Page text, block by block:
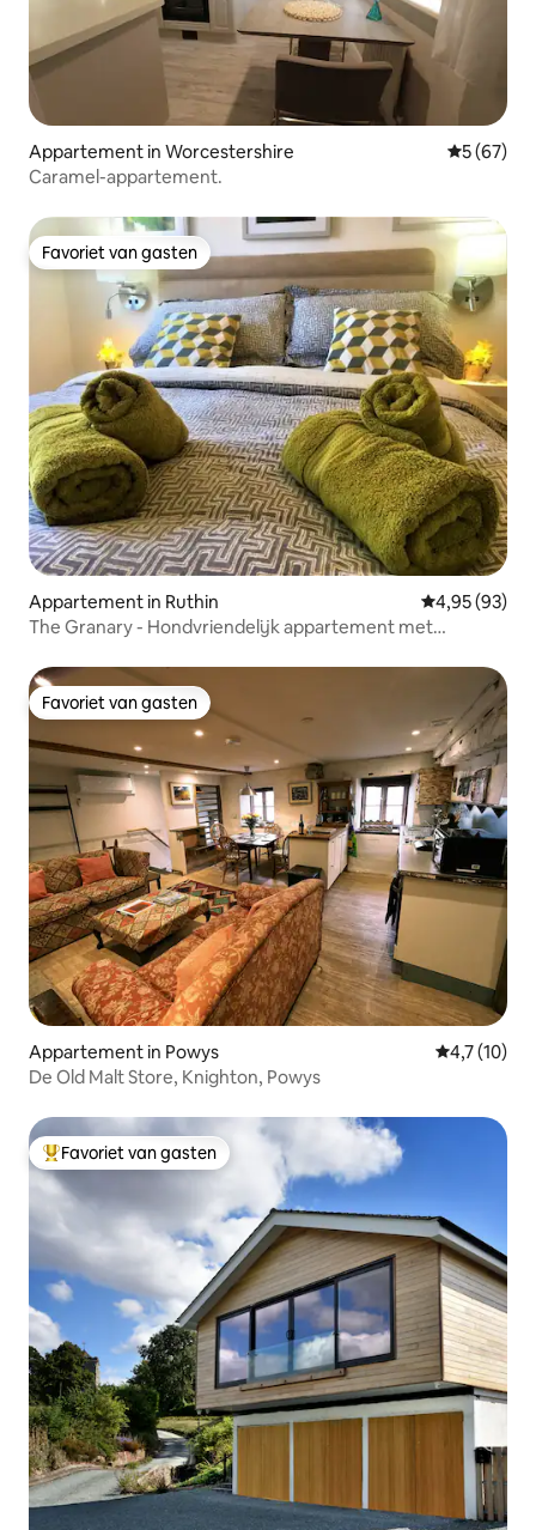
Appartement in Worcestershire
5 (67)
Caramel-appartement.
Favoriet van gasten
Favoriet van gasten
Appartement in Ruthin Gemiddelde
4,95 (93)
The Granary - Hondvriendelijk appartement met
Favoriet van gasten
Favoriet van gasten
Appartement in Powys
4,7 (10)
De Old Malt Store, Knighton, Powys
Topfavoriet van gasten
Favoriet van gasten